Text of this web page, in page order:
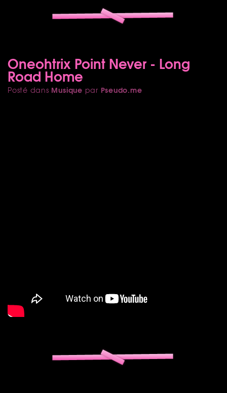
Oneohtrix Point Never - Long
Road Home
Posté dans Musique par Pseudo.me